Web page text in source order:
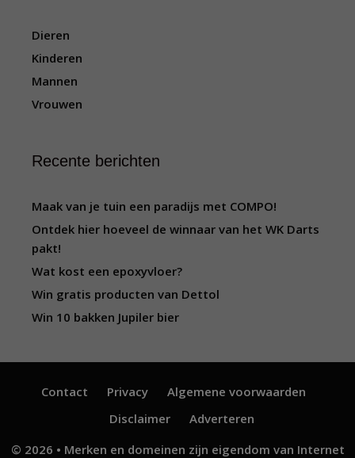
Dieren
Kinderen
Mannen
Vrouwen
Recente berichten
Maak van je tuin een paradijs met COMPO!
Ontdek hier hoeveel de winnaar van het WK Darts
pakt!
Wat kost een epoxyvloer?
Win gratis producten van Dettol
Win 10 bakken Jupiler bier
Contact Privacy
Algemene voorwaarden
Disclaimer
Adverteren
© 2026 • Merken en domeinen zijn eigendom van Internet